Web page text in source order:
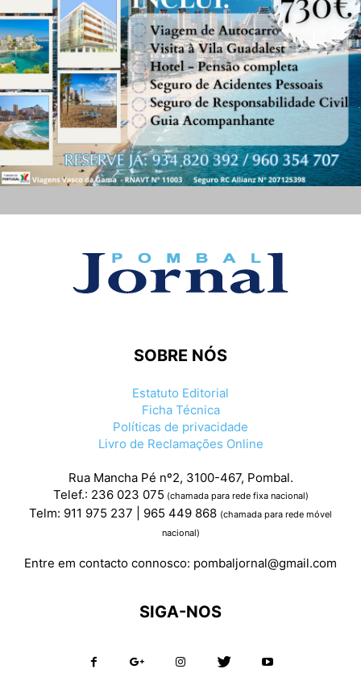
SOBRE NÓS
Estatuto Editorial
Ficha Técnica
Políticas de privacidade
Livro de Reclamações Online
Rua Mancha Pé nº2, 3100-467, Pombal.
Telef.: 236 023 075 (chamada para rede fixa nacional)
Telm: 911 975 237 | 965 449 868 (chamada para rede móvel
nacional)
Entre em contacto connosco: pombaljornal@gmail.com
SIGA-NOS